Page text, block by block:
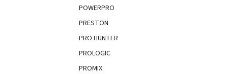
POWERPRO
PRESTON
PRO HUNTER
PROLOGIC
PROMIX